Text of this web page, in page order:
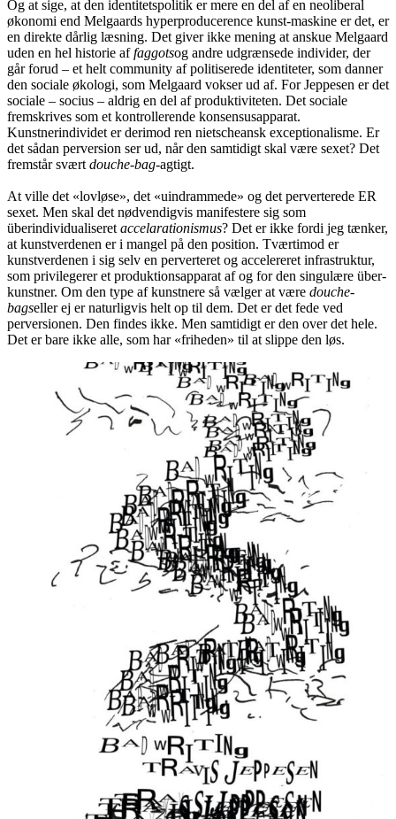
Og at sige, at den identitetspolitik er mere en del af en neoliberal
økonomi end Melgaards hyperproducerence kunst-maskine er det, er
en direkte dårlig læsning. Det giver ikke mening at anskue Melgaard
uden en hel historie affaggotsog andre udgrænsede individer, der
går forud – et helt community af politiserede identiteter, som danner
den sociale økologi, som Melgaard vokser ud af. For Jeppesen er det
sociale – socius – aldrig en del af produktiviteten. Det sociale
fremskrives som et kontrollerende konsensusapparat.
Kunstnerindividet er derimod ren nietscheansk exceptionalisme. Er
det sådan perversion ser ud, når den samtidigt skal være sexet? Det
fremstår sværtdouche-bag-agtigt.
At ville det «lovløse», det «uindrammede» og det perverterede ER
sexet. Men skal det nødvendigvis manifestere sig som
überindividualiseretaccelarationismus? Det er ikke fordi jeg tænker,
at kunstverdenen er i mangel på den position. Tværtimod er
kunstverdenen i sig selv en perverteret og accelereret infrastruktur,
som privilegerer et produktionsapparat af og for den singulære über-
kunstner. Om den type af kunstnere så vælger at være douche-
bagseller ej er naturligvis helt op til dem. Det er det fede ved
perversionen. Den findes ikke. Men samtidigt er den over det hele.
Det er bare ikke alle, som har «friheden» til at slippe den løs.